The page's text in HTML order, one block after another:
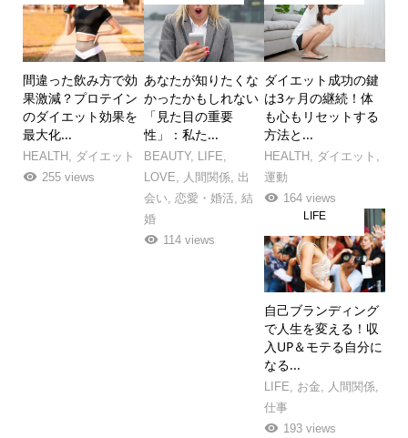
間違った飲み方で効
果激減？プロテイン
のダイエット効果を
最大化...
HEALTH,
ダイエット
255 views
あなたが知りたくな
かったかもしれない
「見た目の重要
性」：私た...
BEAUTY, LIFE
LOVE
人間関係
出
会い 恋愛・婚活, 結
婚
114 views
ダイエット成功の鍵
は3ヶ月の継続！体
も心もリセットする
方法と...
HEALTH ダイエット
運動
164 views
自己ブランディング
で人生を変える！収
入UP＆モテる自分に
なる...
LIFE お金 人間関係
仕事
193 views
LIFE